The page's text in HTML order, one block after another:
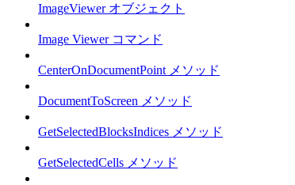
ImageViewer オブジェクト
Image Viewer コマンド
CenterOnDocumentPoint メソッド
DocumentToScreen メソッド
GetSelectedBlocksIndices メソッド
GetSelectedCells メソッド